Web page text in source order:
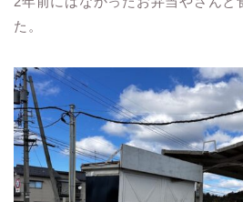
た。